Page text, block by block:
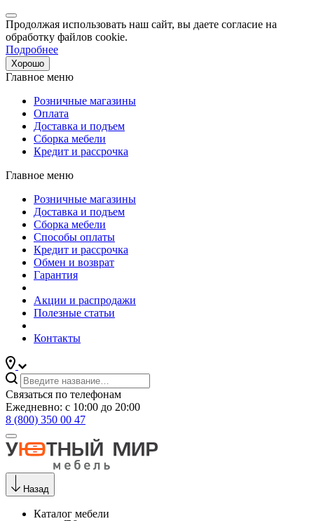
Продолжая использовать наш сайт, вы даете согласие на
обработку файлов cookie.
Подробнее
Хорошо
Главное меню
Розничные магазины
Оплата
Доставка и подъем
Сборка мебели
Кредит и рассрочка
Главное меню
Розничные магазины
Доставка и подъем
Сборка мебели
Способы оплаты
Кредит и рассрочка
Обмен и возврат
Гарантия
Акции и распродажи
Полезные статьи
Контакты
Связаться по телефонам
Ежедневно: с 10:00 до 20:00
8 (800) 350 00 47
Назад
Каталог мебели